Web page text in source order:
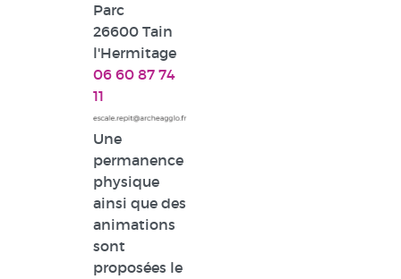
Parc
26600 Tain
l'Hermitage
06 60 87 74
11
Une
permanence
physique
ainsi que des
animations
sont
proposées le